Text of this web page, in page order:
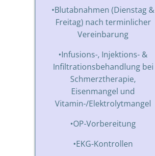
•Blutabnahmen (Dienstag &
Freitag) nach terminlicher
Vereinbarung
•Infusions-, Injektions- &
Infiltrationsbehandlung bei
Schmerztherapie,
Eisenmangel und
Vitamin-/Elektrolytmangel
•OP-Vorbereitung
•EKG-Kontrollen